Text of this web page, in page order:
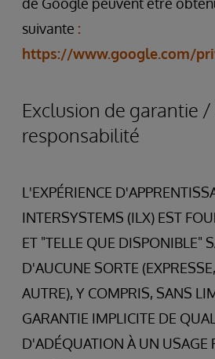
suivante :
https://www.google.com/
Exclusion de garantie
responsabilité
L'EXPÉRIENCE
INTERSYSTEMS (ILX) EST
ET "TELLE QUE DISPONIBLE"
D'AUCUNE SORTE
AUTRE), Y COMPRIS, SANS
GARANTIE IMPLICITE DE
D'ADÉQUATION À UN USAGE